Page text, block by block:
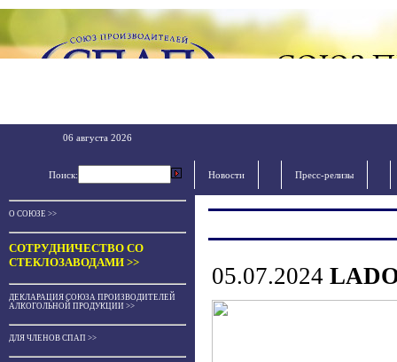
06 августа 2026
Поиск: Новости Пресс-релизы
О СОЮЗЕ >>
СОТРУДНИЧЕСТВО СО
СТЕКЛОЗАВОДАМИ >>
ДЕКЛАРАЦИЯ СОЮЗА ПРОИЗВОДИТЕЛЕЙ
АЛКОГОЛЬНОЙ ПРОДУКЦИИ >>
ДЛЯ ЧЛЕНОВ СПАП >>
05.07.2024